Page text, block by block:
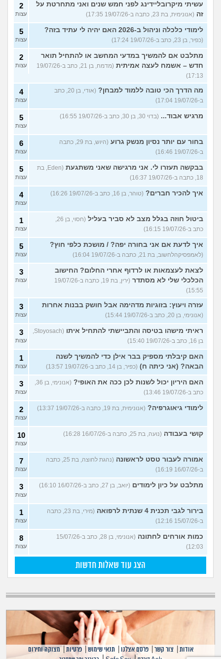
עשיתי מיקרובליידינג לפני חמש שנים ואני מתחרטת על
זה (אנונימית, בת 23, כתבה ב-19/07/26 17:35)
2
עצות
לימודי כלכלה וניהול ב-2026 האם יהיה לי עתיד בזה?
(כפיר, בן 23, כתב ב-19/07/26 17:24)
5
עצות
מתלבט אם להמשיך במדעי המחשב או להתחיל תואר
חדש – אשמח לעצה אמיתית
(מדמח, בן 21, כתב ב-19/07/26
17:13)
2
עצות
מה הדרך הכי טובה ללמוד למבחן?
(אודי, בן 20, כתב
ב-19/07/26 17:04)
4
עצות
מרגיש אבוד... (בדוי 30, בן 30, כתב ב-19/07/26 16:55) 5
עצות
בחור עם יותר נסיון מנשק גרוע
(היוש, בת 29, כתבה
ב-19/07/26 16:46)
6
עצות
בבקשה תעזרו לי. אני מרגישה שאני משתגעת
(Eden, בת
18, כתבה ב-19/07/26 16:37)
5
עצות
איך להכיר חברים? (טוהר, בן 16, כתב ב-19/07/26 16:26) 4
עצות
ביטול חוזה בגלל מצב לא סביר בעליל
(חסוי, בן 26,
כתב ב-19/07/26 16:15)
1
עצות
איך לדעת אם אני בחורה יפה? / מושכת כלפי חוץ?
(לאמפסיקהלחשוב, בת 21, כתבה ב-19/07/26 16:04)
5
עצות
לצאת לעצמאות או לרדוף אחרי החלום? החישוב
הכלכלי שלי לא מסתדר
(ירין, בת 19, כתבה ב-19/07/26
15:55)
3
עצות
עזרה ויעוץ: בזוגיות מדהימה אבל חושק בבנות אחרות
(אנונימי, בן 20, כתב ב-19/07/26 15:44)
3
עצות
ראיתי מישהו בטיסה והתביישתי להתחיל איתו
(Stoyosach,
בן 16, כתב ב-19/07/26 15:40)
3
עצות
האם קיבלתי מספיק בבר אילן כדי להמשיך לשנה
הבאה? (אני כיתה ח) (כפיר, בן 14, כתב ב-19/07/26 13:57)
1
עצות
האם היריון יכול לשנות לכן ככה את האופי?
(אנונימי, בן 36,
כתב ב-19/07/26 13:46)
3
עצות
לימודי גיאוגרפיה? (אנונימית, בת 19, כתבה ב-19/07/26 13:37) 2
עצות
קושי בעבודה (נועה, בת 25, כתבה ב-16/07/26 16:28) 10
עצות
אמורה לעבור טסט לראשונה
(נהגת לחוצה, בת 25, כתבה
ב-16/07/26 16:19)
7
עצות
מתלבט על כיון לימודים (יואב, בן 27, כתב ב-16/07/26 16:10) 3
עצות
בירור לגבי תכנית 4 שנתית לרפואה
(מירי, בת 23, כתבה
ב-15/07/26 12:16)
1
עצות
כמות אורחים לחתונה
(אנונימי, בן 28, כתב ב-15/07/26
12:03)
8
עצות
הצג עוד שאלות חדשות
אודות צור קשר |פרסם אצלנו |תנאי שימוש |פרטיות |מצוקה וחירום